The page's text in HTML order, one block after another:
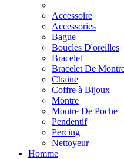
Accessoire
Accessories
Bague
Boucles D'oreilles
Bracelet
Bracelet De
Chaine
Coffre à Bijoux
Montre
Montre De Poche
Pendentif
Percing
Nettoyeur
Homme